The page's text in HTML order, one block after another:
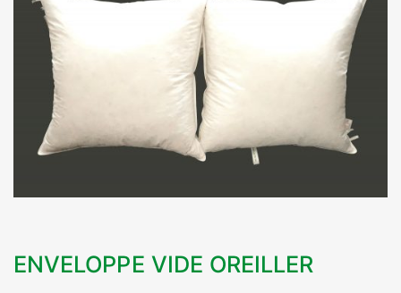
ENVELOPPE VIDE OREILLER